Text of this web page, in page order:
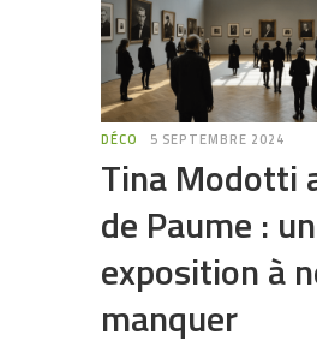
DÉCO 5 SEPTEMBRE 2024
Tina Modotti
de Paume :
exposition à
manquer